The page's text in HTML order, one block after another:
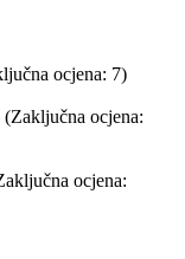
ocjena: 7)
ocjena:
ocjena: